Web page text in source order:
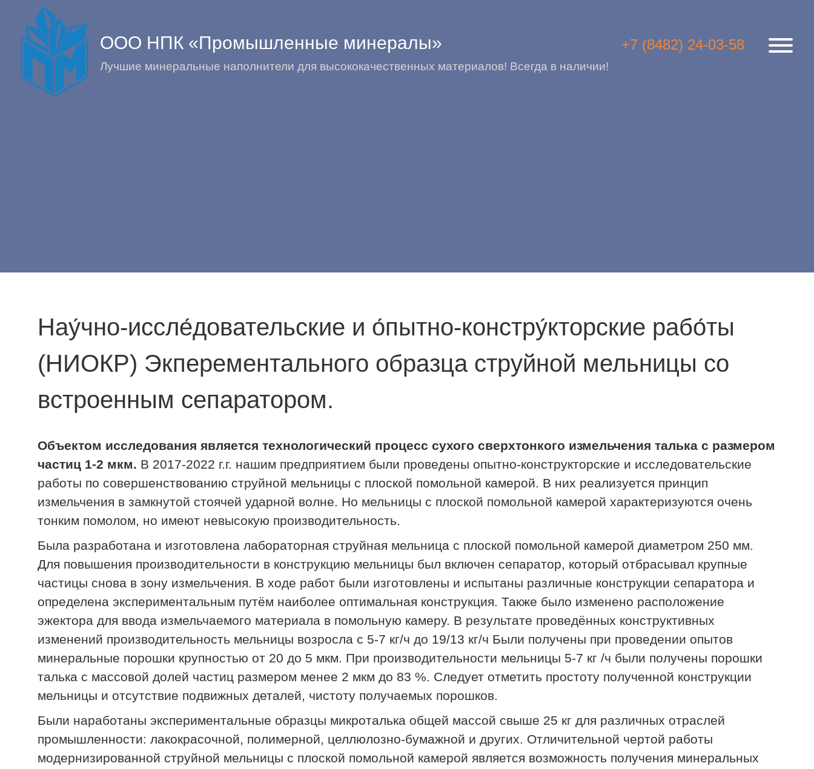
Нау́чно-иссле́довательские и о́пытно-констру́кторские рабо́ты
(НИОКР) Экперементального образца струйной мельницы со
встроенным сепаратором.
Объектом исследования является технологический процесс сухого сверхтонкого измельчения талька с размером
частиц 1-2 мкм. В 2017-2022 г.г. нашим предприятием были проведены опытно-конструкторские и исследовательские
работы по совершенствованию струйной мельницы с плоской помольной камерой. В них реализуется принцип
измельчения в замкнутой стоячей ударной волне. Но мельницы с плоской помольной камерой характеризуются очень
тонким помолом, но имеют невысокую производительность.
Была разработана и изготовлена лабораторная струйная мельница с плоской помольной камерой диаметром 250 мм.
Для повышения производительности в конструкцию мельницы был включен сепаратор, который отбрасывал крупные
частицы снова в зону измельчения. В ходе работ были изготовлены и испытаны различные конструкции сепаратора и
определена экспериментальным путём наиболее оптимальная конструкция. Также было изменено расположение
эжектора для ввода измельчаемого материала в помольную камеру. В результате проведённых конструктивных
изменений производительность мельницы возросла с 5-7 кг/ч до 19/13 кг/ч Были получены при проведении опытов
минеральные порошки крупностью от 20 до 5 мкм. При производительности мельницы 5-7 кг /ч были получены порошки
талька с массовой долей частиц размером менее 2 мкм до 83 %. Следует отметить простоту полученной конструкции
мельницы и отсутствие подвижных деталей, чистоту получаемых порошков.
Были наработаны экспериментальные образцы микроталька общей массой свыше 25 кг для различных отраслей
промышленности: лакокрасочной, полимерной, целлюлозно-бумажной и других. Отличительной чертой работы
модернизированной струйной мельницы с плоской помольной камерой является возможность получения минеральных
ООО НПК «Промышленные минералы»
Лучшие минеральные наполнители для высококачественных материалов! Всегда в наличии!
+7 (8482) 24-03-58